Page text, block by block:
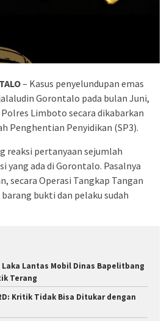
– Kasus penyelundupan emas
Gorontalo pada bulan Juni,
Limboto secara dikabarkan
Penghentian Penyidikan (SP3).
reaksi pertanyaan sejumlah
yang ada di Gorontalo. Pasalnya
secara Operasi Tangkap Tangan
bukti dan pelaku sudah
Laka Lantas Mobil Dinas Bapelitbang
Terang
Kritik Tidak Bisa Ditukar dengan